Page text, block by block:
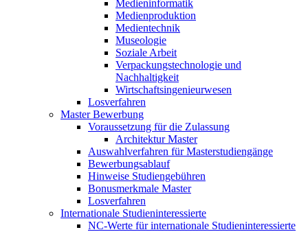
Medieninformatik
Medienproduktion
Medientechnik
Museologie
Soziale Arbeit
Verpackungstechnologie und
Nachhaltigkeit
Wirtschaftsingenieurwesen
Losverfahren
Master Bewerbung
Voraussetzung für die Zulassung
Architektur Master
Auswahlverfahren für Masterstudiengänge
Bewerbungsablauf
Hinweise Studiengebühren
Bonusmerkmale Master
Losverfahren
Internationale Studieninteressierte
NC-Werte für internationale Studieninteressierte